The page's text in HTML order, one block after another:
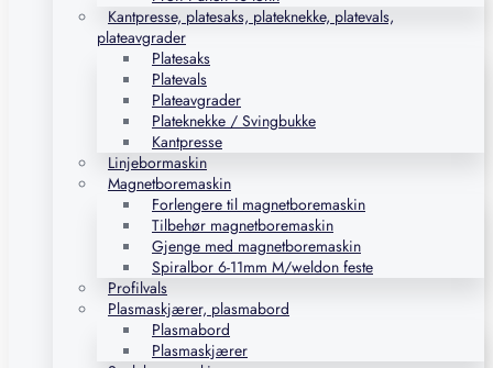
Kantpresse, platesaks, plateknekke, platevals,
plateavgrader
Platesaks
Platevals
Plateavgrader
Plateknekke / Svingbukke
Kantpresse
Linjebormaskin
Magnetboremaskin
Forlengere til magnetboremaskin
Tilbehør magnetboremaskin
Gjenge med magnetboremaskin
Spiralbor 6-11mm M/weldon feste
Profilvals
Plasmaskjærer, plasmabord
Plasmabord
Plasmaskjærer